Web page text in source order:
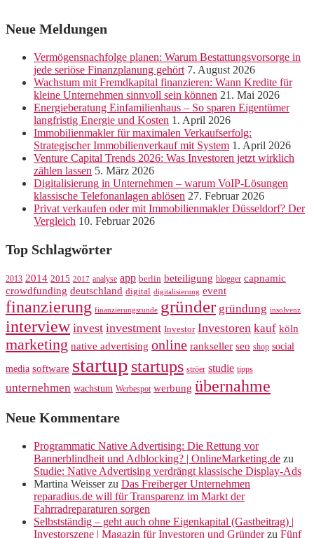
Neue Meldungen
Vermögensnachfolge planen: Warum Bestattungsvorsorge in
jede seriöse Finanzplanung gehört 7. August 2026
Wachstum mit Fremdkapital finanzieren: Wann Kredite für
kleine Unternehmen sinnvoll sein können 21. Mai 2026
Energieberatung Einfamilienhaus – So sparen Eigentümer
langfristig Energie und Kosten 1. April 2026
Immobilienmakler für maximalen Verkaufserfolg:
Strategischer Immobilienverkauf mit System 1. April 2026
Venture Capital Trends 2026: Was Investoren jetzt wirklich
zählen lassen 5. März 2026
Digitalisierung in Unternehmen – warum VoIP-Lösungen
klassische Telefonanlagen ablösen 27. Februar 2026
Privat verkaufen oder mit Immobilienmakler Düsseldorf? Der
Vergleich 10. Februar 2026
Top Schlagwörter
2013 2014 2015 2017 analyse app berlin beteiligung blogger capnamic
crowdfunding deutschland digital digitalisierung event
finanzierung finanzierungsrunde gründer gründung insolvenz
interview invest investment Investor Investoren kauf köln
marketing native advertising online rankseller seo shop social
media software startup startups ströer studie tipps
unternehmen wachstum Werbespot werbung übernahme
Neue Kommentare
Programmatic Native Advertising: Die Rettung vor
Bannerblindheit und Adblocking? | OnlineMarketing.de zu
Studie: Native Advertising verdrängt klassische Display-Ads
Martina Weisserzu Das Freiberger Unternehmen
reparadius.de will für Transparenz im Markt der
Fahrradreparaturen sorgen
Selbstständig – geht auch ohne Eigenkapital (Gastbeitrag) |
Investorszene | Magazin für Investoren und Gründerzu Fünf